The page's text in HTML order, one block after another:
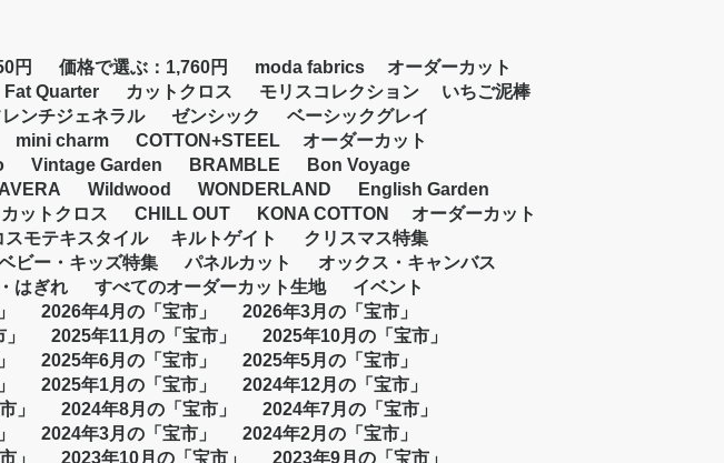
円 価格で選ぶ：1,760円 moda fabrics
オーダーカット
Fat Quarter カットクロス モリスコレクション
いちご泥棒
レンチジェネラル ゼンシック
ベーシックグレイ
mini charm COTTON+STEEL
オーダーカット
Vintage Garden BRAMBLE
Bon Voyage
Wildwood WONDERLAND
English Garden
カットクロス CHILL OUT KONA COTTON
オーダーカット
スモテキスタイル キルトゲイト
クリスマス特集
ビー・キッズ特集 パネルカット
オックス・キャンバス
はぎれ すべてのオーダーカット生地
イベント
2026年4月の「宝市」
2026年3月の「宝市」
2025年11月の「宝市」
2025年10月の「宝市」
2025年6月の「宝市」
2025年5月の「宝市」
2025年1月の「宝市」
2024年12月の「宝市」
」 2024年8月の「宝市」
2024年7月の「宝市」
2024年3月の「宝市」
2024年2月の「宝市」
」 2023年10月の「宝市」
2023年9月の「宝市」